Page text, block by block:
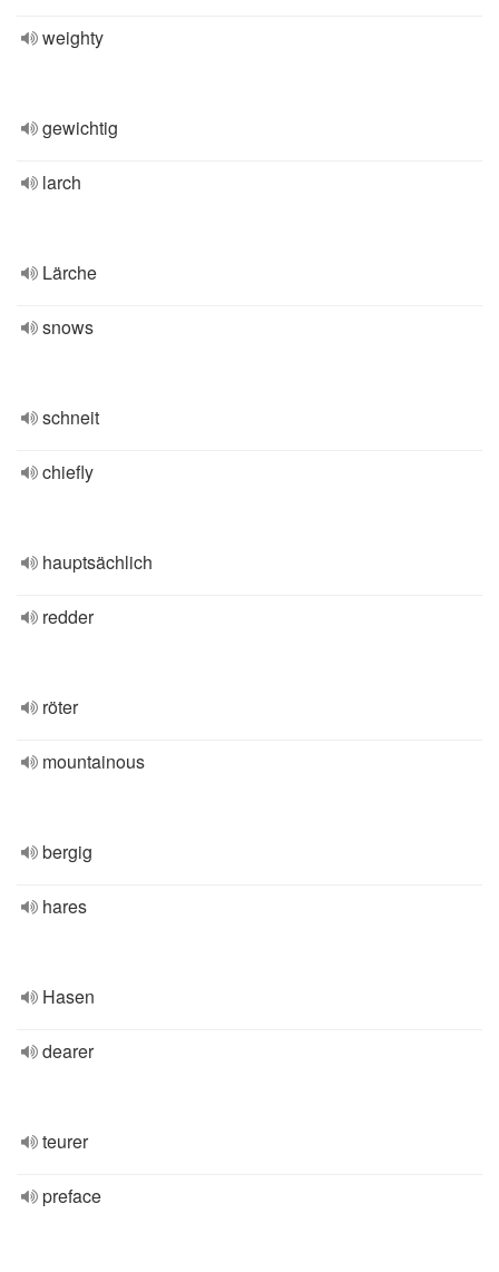
weighty
gewichtig
larch
Lärche
snows
schneit
chiefly
hauptsächlich
redder
röter
mountainous
bergig
hares
Hasen
dearer
teurer
preface